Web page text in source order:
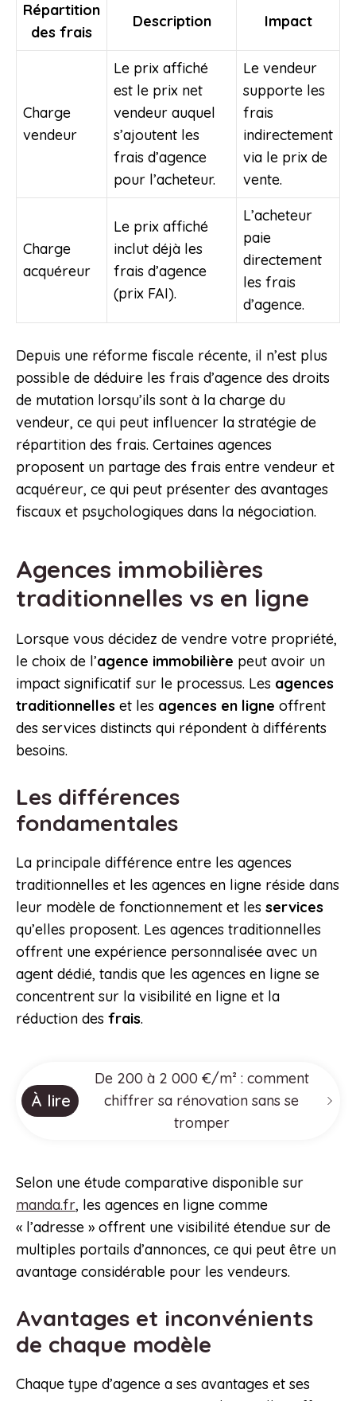
Répartition
des frais
Description Impact
Charge
vendeur
Le prix affiché
est le prix net
vendeur auquel
s’ajoutent les
frais d’agence
pour l’acheteur.
Le vendeur
supporte les
frais
indirectement
via le prix de
vente.
Charge
acquéreur
Le prix affiché
inclut déjà les
frais d’agence
(prix FAI).
L’acheteur
paie
directement
les frais
d’agence.
Depuis une réforme fiscale récente, il n’est plus
possible de déduire les frais d’agence des droits
de mutation lorsqu’ils sont à la charge du
vendeur, ce qui peut influencer la stratégie de
répartition des frais. Certaines agences
proposent un partage des frais entre vendeur et
acquéreur, ce qui peut présenter des avantages
fiscaux et psychologiques dans la négociation.
Agences immobilières
traditionnelles vs en ligne
Lorsque vous décidez de vendre votre propriété,
le choix de l’agence immobilière peut avoir un
impact significatif sur le processus. Les agences
traditionnelles et les agences en ligne offrent
des services distincts qui répondent à différents
besoins.
Les différences
fondamentales
La principale différence entre les agences
traditionnelles et les agences en ligne réside dans
leur modèle de fonctionnement et les services
qu’elles proposent. Les agences traditionnelles
offrent une expérience personnalisée avec un
agent dédié, tandis que les agences en ligne se
concentrent sur la visibilité en ligne et la
réduction des frais.
À lire
De 200 à 2 000 €/m² : comment
chiffrer sa rénovation sans se
tromper
Selon une étude comparative disponible sur
manda.fr, les agences en ligne comme
« l’adresse » offrent une visibilité étendue sur de
multiples portails d’annonces, ce qui peut être un
avantage considérable pour les vendeurs.
Avantages et inconvénients
de chaque modèle
Chaque type d’agence a ses avantages et ses